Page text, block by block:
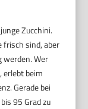
Zucchini.
frisch sind, aber
werden. Wer
erlebt beim
Gerade bei
95 Grad zu